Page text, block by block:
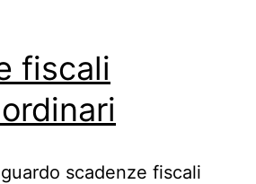
fiscali
scadenze fiscali